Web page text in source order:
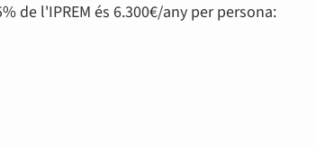
de l'IPREM és 6.300€/any per persona: